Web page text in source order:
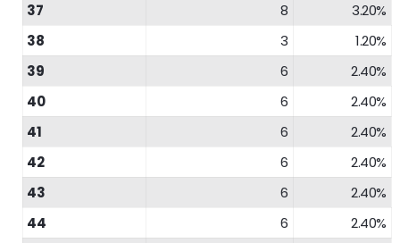
37
8
3.20%
38
3
1.20%
39
6
2.40%
40
6
2.40%
41
6
2.40%
42
6
2.40%
43
6
2.40%
44
6
2.40%